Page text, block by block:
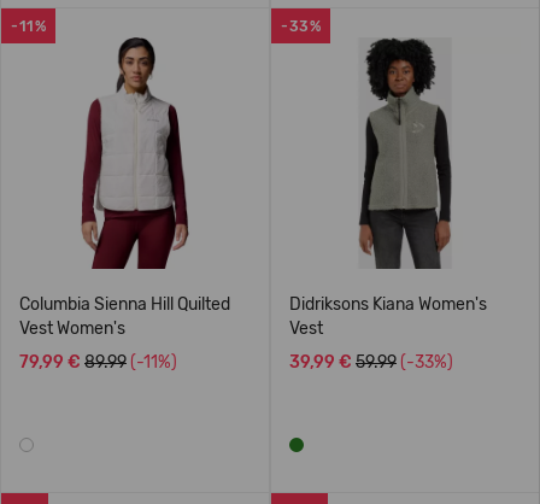
-11%
Columbia Sienna Hill Quilted
Vest Women's
79,99 € 89.99 (-11%)
-33%
Didriksons Kiana Women's
Vest
39,99 € 59.99 (-33%)